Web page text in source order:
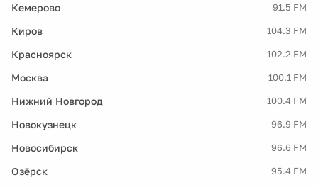
Кемерово 91.5 FM
Киров 104.3 FM
Красноярск 102.2 FM
Москва 100.1 FM
Нижний Новгород 100.4 FM
Новокузнецк 96.9 FM
Новосибирск 96.6 FM
Озёрск 95.4 FM